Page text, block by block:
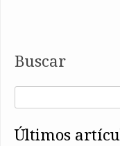
Buscar
últimos